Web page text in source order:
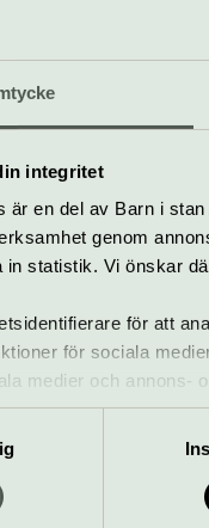
integritet
är en del av Barn i
genom
in statistik. Vi önskar
för att
för sociala
medier och annons-
annan information